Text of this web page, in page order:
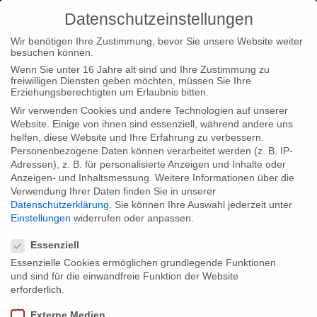
Home Typ|News
“Lebt wohl, Genossen! (Interactive)”
unterwegs in London und Leipzig
“Lebt wohl, Genossen! (Interactive)”
unterwegs in London und Leipzig
Unser historisches Webformat zum Arte Medienevent über den
Zusammenbruch der Sowjetunion geht auf Reisen! An folgenden
Datenschutzeinstellungen
Wir benötigen Ihre Zustimmung, bevor Sie unsere Website weiter
besuchen können.
Wenn Sie unter 16 Jahre alt sind und Ihre Zustimmung zu
freiwilligen Diensten geben möchten, müssen Sie Ihre
Erziehungsberechtigten um Erlaubnis bitten.
Wir verwenden Cookies und andere Technologien auf unserer
Website. Einige von ihnen sind essenziell, während andere uns
helfen, diese Website und Ihre Erfahrung zu verbessern.
Personenbezogene Daten können verarbeitet werden (z. B. IP-
Adressen), z. B. für personalisierte Anzeigen und Inhalte oder
Anzeigen- und Inhaltsmessung. Weitere Informationen über die
Verwendung Ihrer Daten finden Sie in unserer
Datenschutzerklärung
Sie können Ihre Auswahl jederzeit unter
Einstellungen widerrufen oder anpassen.
Essenziell
Essenzielle Cookies ermöglichen grundlegende Funktionen
und sind für die einwandfreie Funktion der Website
erforderlich.